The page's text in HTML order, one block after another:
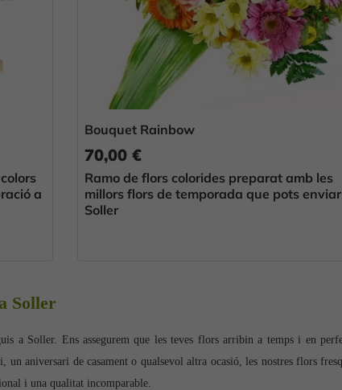
a
Bouquet Rainbow
70,00 €
Ramo de flors colorides preparat amb les
millors flors de temporada que pots
Soller
Soller
a Soller. Ens assegurem que les teves flors arribin a temps i en
un aniversari de casament o qualsevol altra ocasió, les nostres flors
i una qualitat incomparable.